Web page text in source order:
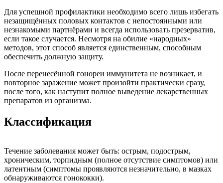
Для успешной профилактики необходимо всего лишь избегать
незащищённых половых контактов с непостоянными или
незнакомыми партнёрами и всегда использовать презерватив,
если такое случается. Несмотря на обилие «народных»
методов, этот способ является единственным, способным
обеспечить должную защиту.
После перенесённой гонореи иммунитета не возникает, и
повторное заражение может произойти практически сразу,
после того, как наступит полное выведение лекарственных
препаратов из организма.
Классификация
Течение заболевания может быть: острым, подострым,
хроническим, торпидным (полное отсутствие симптомов) или
латентным (симптомы проявляются незначительно, в мазках
обнаруживаются гонококки).